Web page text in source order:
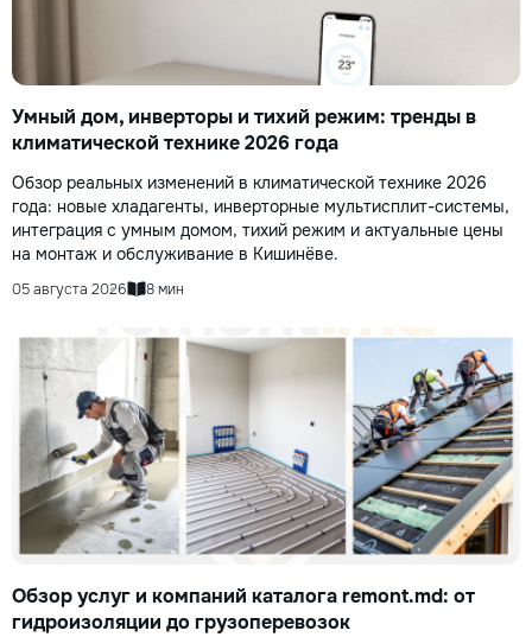
Умный дом, инверторы и тихий режим: тренды в
климатической технике 2026 года
Обзор реальных изменений в климатической технике 2026
года: новые хладагенты, инверторные мультисплит-системы,
интеграция с умным домом, тихий режим и актуальные цены
на монтаж и обслуживание в Кишинёве.
05 августа 2026 8 мин
Обзор услуг и компаний каталога remont.md: от
гидроизоляции до грузоперевозок